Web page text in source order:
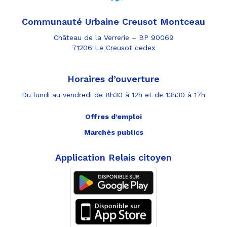
Communauté Urbaine Creusot Montceau
Château de la Verrerie – BP 90069
71206 Le Creusot cedex
Horaires d’ouverture
Du lundi au vendredi de 8h30 à 12h et de 13h30 à 17h
Offres d’emploi
Marchés publics
Application Relais citoyen